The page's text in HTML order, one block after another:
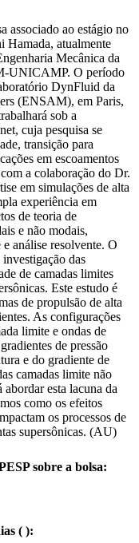
associado ao estágio no
Hamada, atualmente
Mecânica da
UNICAMP. O período
DynFluid da
(ENSAM), em Paris,
sob a
cuja pesquisa se
transição para
em escoamentos
a colaboração do Dr.
em simulações de alta
experiência em
de teoria de
e não modais,
análise resolvente. O
das
de camadas limites
Este estudo é
de propulsão de alta
As configurações
limite e ondas de
de pressão
e do gradiente de
camadas limite não
esta lacuna da
como os efeitos
os processos de
supersônicas. (AU)
sobre a bolsa:
( ):